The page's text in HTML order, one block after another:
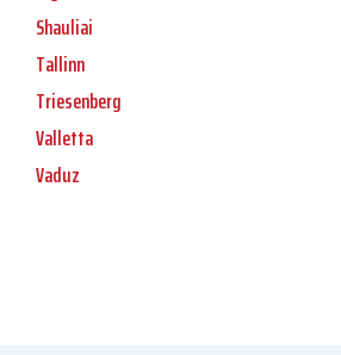
Shauliai
Tallinn
Triesenberg
Valletta
Vaduz